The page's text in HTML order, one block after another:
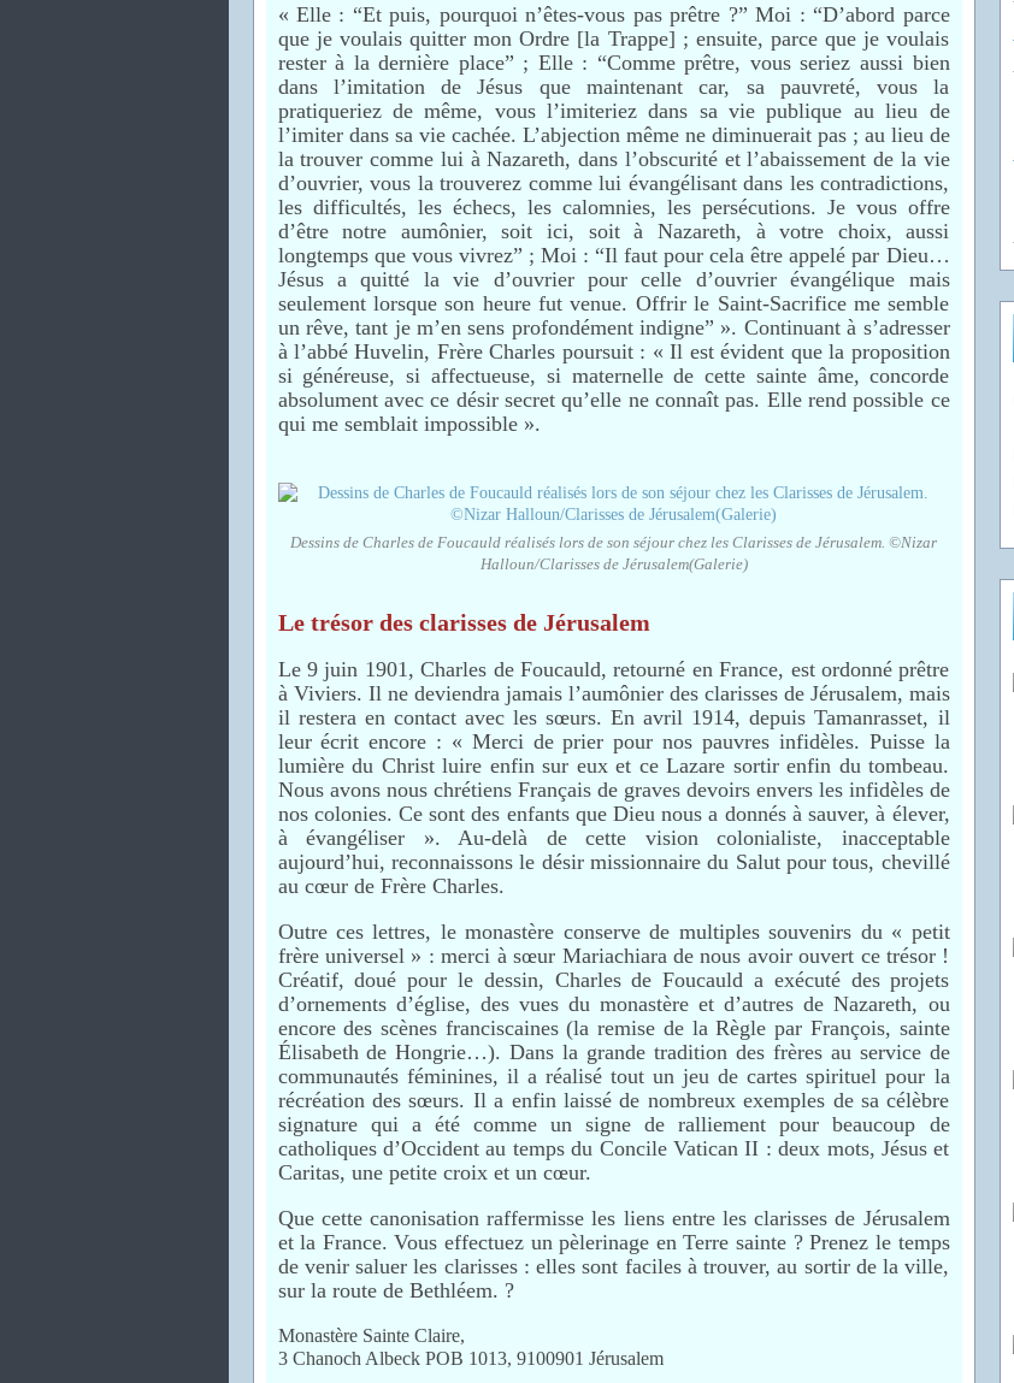
« Elle : “Et puis, pourquoi n’êtes-vous pas prêtre ?” Moi : “D’abord parce
que je voulais quitter mon Ordre [la Trappe] ; ensuite, parce que je voulais
rester à la dernière place” ; Elle : “Comme prêtre, vous seriez aussi bien
dans l’imitation de Jésus que maintenant car, sa pauvreté, vous la
pratiqueriez de même, vous l’imiteriez dans sa vie publique au lieu de
l’imiter dans sa vie cachée. L’abjection même ne diminuerait pas ; au lieu de
la trouver comme lui à Nazareth, dans l’obscurité et l’abaissement de la vie
d’ouvrier, vous la trouverez comme lui évangélisant dans les contradictions,
les difficultés, les échecs, les calomnies, les persécutions. Je vous offre
d’être notre aumônier, soit ici, soit à Nazareth, à votre choix, aussi
longtemps que vous vivrez” ; Moi : “Il faut pour cela être appelé par Dieu…
Jésus a quitté la vie d’ouvrier pour celle d’ouvrier évangélique mais
seulement lorsque son heure fut venue. Offrir le Saint-Sacrifice me semble
un rêve, tant je m’en sens profondément indigne” ». Continuant à s’adresser
à l’abbé Huvelin, Frère Charles poursuit : « Il est évident que la proposition
si généreuse, si affectueuse, si maternelle de cette sainte âme, concorde
absolument avec ce désir secret qu’elle ne connaît pas. Elle rend possible ce
qui me semblait impossible ».
Dessins de Charles de Foucauld réalisés lors de son séjour chez les Clarisses de Jérusalem. ©Nizar
Halloun/Clarisses de Jérusalem(Galerie)
Le trésor des clarisses de Jérusalem
Le 9 juin 1901, Charles de Foucauld, retourné en France, est ordonné prêtre
à Viviers. Il ne deviendra jamais l’aumônier des clarisses de Jérusalem, mais
il restera en contact avec les sœurs. En avril 1914, depuis Tamanrasset, il
leur écrit encore : « Merci de prier pour nos pauvres infidèles. Puisse la
lumière du Christ luire enfin sur eux et ce Lazare sortir enfin du tombeau.
Nous avons nous chrétiens Français de graves devoirs envers les infidèles de
nos colonies. Ce sont des enfants que Dieu nous a donnés à sauver, à élever,
à évangéliser ». Au-delà de cette vision colonialiste, inacceptable
aujourd’hui, reconnaissons le désir missionnaire du Salut pour tous, chevillé
au cœur de Frère Charles.
Outre ces lettres, le monastère conserve de multiples souvenirs du « petit
frère universel » : merci à sœur Mariachiara de nous avoir ouvert ce trésor !
Créatif, doué pour le dessin, Charles de Foucauld a exécuté des projets
d’ornements d’église, des vues du monastère et d’autres de Nazareth, ou
encore des scènes franciscaines (la remise de la Règle par François, sainte
Élisabeth de Hongrie…). Dans la grande tradition des frères au service de
communautés féminines, il a réalisé tout un jeu de cartes spirituel pour la
récréation des sœurs. Il a enfin laissé de nombreux exemples de sa célèbre
signature qui a été comme un signe de ralliement pour beaucoup de
catholiques d’Occident au temps du Concile Vatican II : deux mots, Jésus et
Caritas, une petite croix et un cœur.
Que cette canonisation raffermisse les liens entre les clarisses de Jérusalem
et la France. Vous effectuez un pèlerinage en Terre sainte ? Prenez le temps
de venir saluer les clarisses : elles sont faciles à trouver, au sortir de la ville,
sur la route de Bethléem. ?
Monastère Sainte Claire,
3 Chanoch Albeck POB 1013, 9100901 Jérusalem